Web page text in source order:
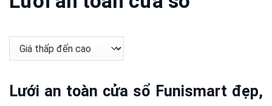
Lưới an toàn cửa sổ Funismart đẹp,